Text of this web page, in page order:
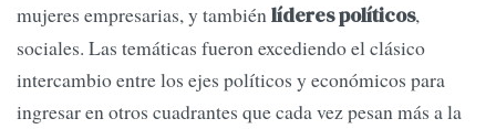
mujeres empresarias, y tambiénlíderes políticos,
sociales. Las temáticas fueron excediendo el clásico
intercambio entre los ejes políticos y económicos para
ingresar en otros cuadrantes que cada vez pesan más a la